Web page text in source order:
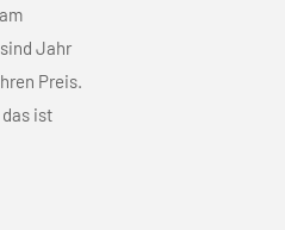
Jahr
Preis.
ist